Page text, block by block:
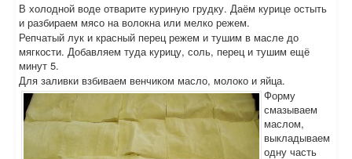
В холодной воде отварите куриную грудку. Даём курице остыть
и разбираем мясо на волокна или мелко режем.
Репчатый лук и красный перец режем и тушим в масле до
мягкости. Добавляем туда курицу, соль, перец и тушим ещё
минут 5.
Для заливки взбиваем венчиком масло, молоко и яйца.
Форму
смазываем
маслом,
выкладываем
одну часть